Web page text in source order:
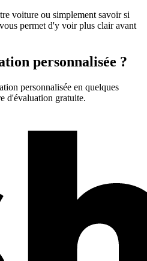
voiture ou simplement savoir si
permet d'y voir plus clair avant
personnalisée ?
personnalisée en quelques
d'évaluation gratuite.